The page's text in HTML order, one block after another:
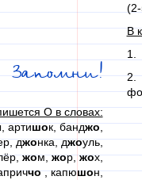
Запомни!
О в словах:
артишок, банджо,
джонка, джоуль,
жом,жор,жох,
чо, капюшон,
В
1.
2.